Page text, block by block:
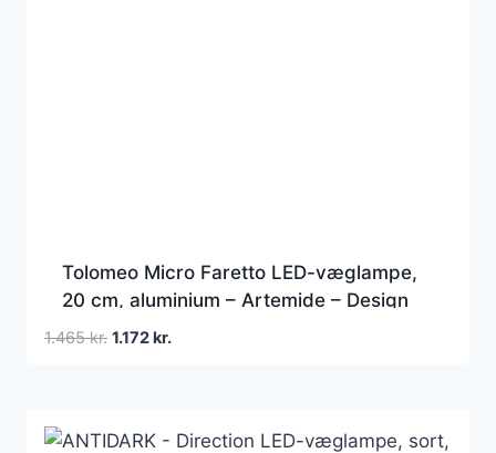
Tolomeo Micro Faretto LED-væglampe,
20 cm, aluminium – Artemide – Design
1.465kr. Den
1.465 kr..
1.172kr.Den
1.172 kr..